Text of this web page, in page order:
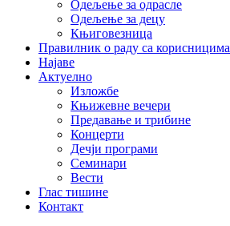
Одељење за одрасле
Одељење за децу
Књиговезница
Правилник о раду са корисницима
Најаве
Актуелно
Изложбе
Књижевне вечери
Предавање и трибине
Концерти
Дечји програми
Семинари
Вести
Глас тишине
Контакт